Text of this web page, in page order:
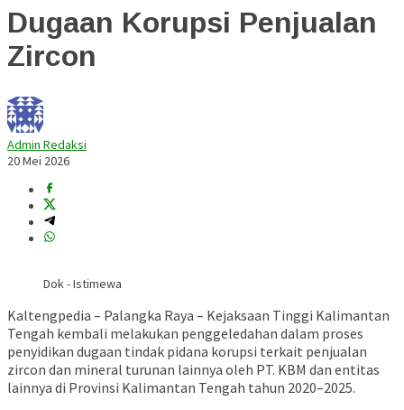
Dugaan Korupsi Penjualan
Zircon
Admin Redaksi
20 Mei 2026
Dok - Istimewa
Kaltengpedia – Palangka Raya – Kejaksaan Tinggi Kalimantan
Tengah kembali melakukan penggeledahan dalam proses
penyidikan dugaan tindak pidana korupsi terkait penjualan
zircon dan mineral turunan lainnya oleh PT. KBM dan entitas
lainnya di Provinsi Kalimantan Tengah tahun 2020–2025.